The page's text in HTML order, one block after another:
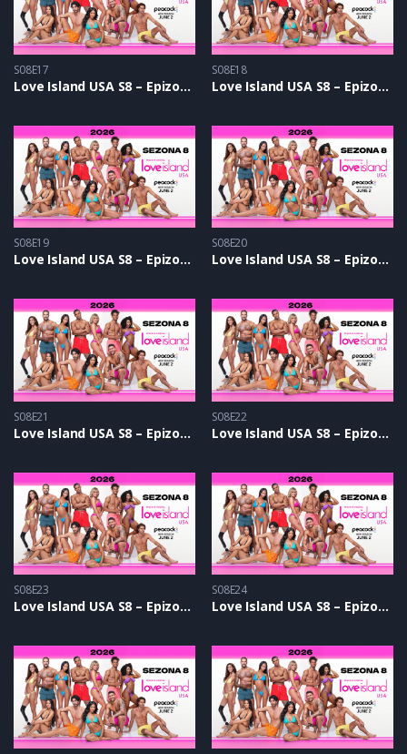
S08E17
Love Island USA S8 – Epizoda 17
S08E18
Love Island USA S8 – Epizoda 18
S08E19
Love Island USA S8 – Epizoda 19
S08E20
Love Island USA S8 – Epizoda 20
S08E21
Love Island USA S8 – Epizoda 21
S08E22
Love Island USA S8 – Epizoda 22
S08E23
Love Island USA S8 – Epizoda 23
S08E24
Love Island USA S8 – Epizoda 24